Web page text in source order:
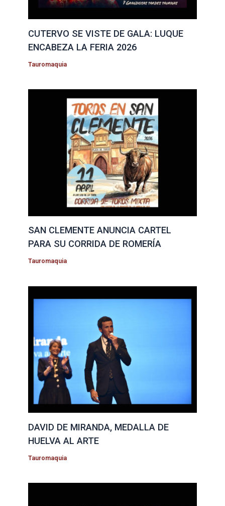
CUTERVO SE VISTE DE GALA: LUQUE
ENCABEZA LA FERIA 2026
Tauromaquia
SAN CLEMENTE ANUNCIA CARTEL
PARA SU CORRIDA DE ROMERÍA
Tauromaquia
DAVID DE MIRANDA, MEDALLA DE
HUELVA AL ARTE
Tauromaquia